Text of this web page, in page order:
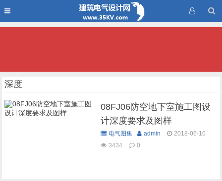
深度
08FJ06防空地下室施工图设
计深度要求及图样
电气图集 admin
2018-06-10
3434
0